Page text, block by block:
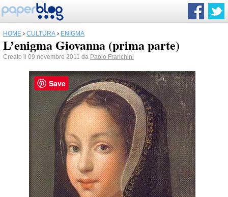
HOME › CULTURA › ENIGMA
L’enigma Giovanna (prima parte)
Creato il 09 novembre 2011 da Paolo Franchini
Save